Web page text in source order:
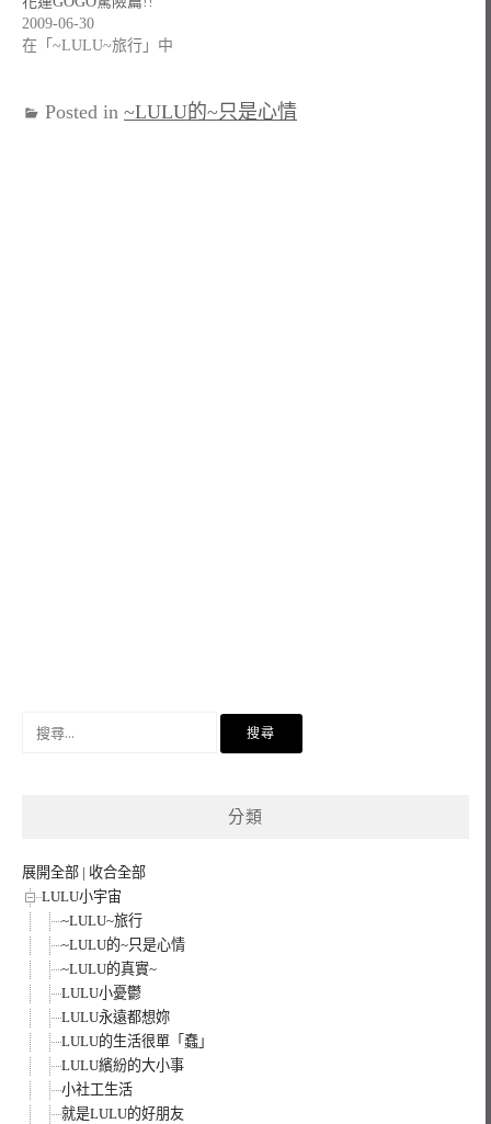
2009-06-30
在「~LULU~旅行」中
Posted in ~LULU的~只是心情
分類
展開全部 | 收合全部
LULU小宇宙
~LULU~旅行
~LULU的~只是心情
~LULU的真實~
LULU小憂鬱
LULU永遠都想妳
LULU的生活很單「蠢」
LULU繽紛的大小事
小社工生活
就是LULU的好朋友